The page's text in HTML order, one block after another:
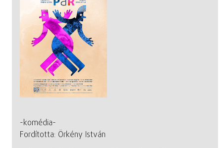
-komédia-
Fordította: Örkény István